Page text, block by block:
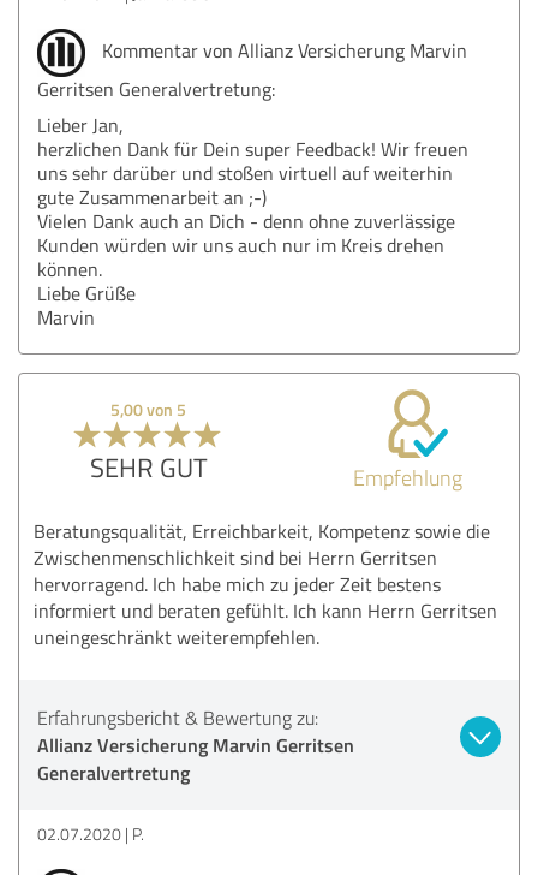
Kommentar von Allianz Versicherung Marvin
Gerritsen Generalvertretung:
Lieber Jan,
herzlichen Dank für Dein super Feedback! Wir freuen
uns sehr darüber und stoßen virtuell auf weiterhin
gute Zusammenarbeit an ;-)
Vielen Dank auch an Dich - denn ohne zuverlässige
Kunden würden wir uns auch nur im Kreis drehen
können.
Liebe Grüße
Marvin
5,00 von 5
SEHR GUT Empfehlung
Beratungsqualität, Erreichbarkeit, Kompetenz sowie die
Zwischenmenschlichkeit sind bei Herrn Gerritsen
hervorragend. Ich habe mich zu jeder Zeit bestens
informiert und beraten gefühlt. Ich kann Herrn Gerritsen
uneingeschränkt weiterempfehlen.
Erfahrungsbericht & Bewertung zu:
Allianz Versicherung Marvin Gerritsen
Generalvertretung
02.07.2020 P.